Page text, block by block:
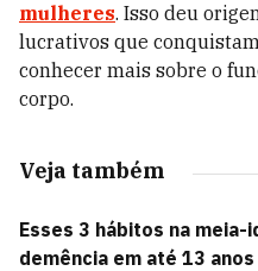
mulheres. Isso deu
lucrativos que
conhecer mais sobre o
corpo.
Veja também
Esses 3 hábitos na meia-
demência em até 13 anos